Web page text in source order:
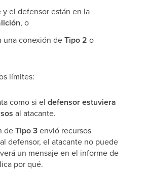
y el defensor están en la
, o
una conexión deTipo 2 o
límites:
como si el defensor estuviera
al atacante.
deTipo 3envió recursos
defensor, el atacante no puede
un mensaje en el informe de
por qué.